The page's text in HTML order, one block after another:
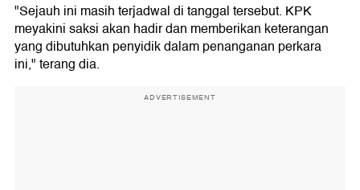
"Sejauh ini masih terjadwal di tanggal tersebut. KPK
meyakini saksi akan hadir dan memberikan keterangan
yang dibutuhkan penyidik dalam penanganan perkara
ini," terang dia.
ADVERTISEMENT